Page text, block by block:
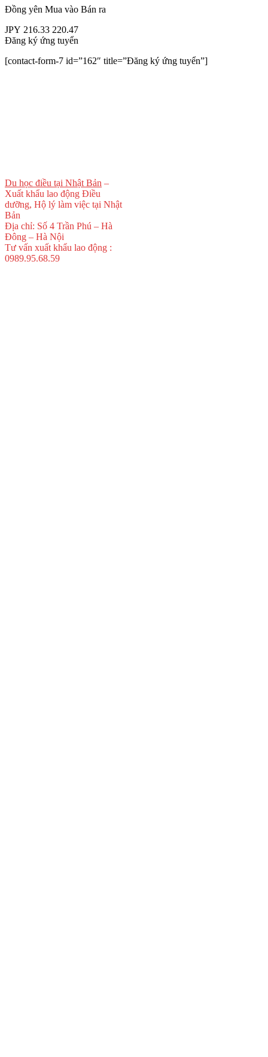
Đồng yên Mua vào Bán ra
JPY 216.33 220.47
Đăng ký ứng tuyển
[contact-form-7 id=”162″ title=”Đăng ký ứng tuyển”]
Du học điều tại Nhật Bản –
Xuất khẩu lao động Điều
dưỡng, Hộ lý làm việc tại Nhật
Bản
Địa chỉ: Số 4 Trần Phú – Hà
Đông – Hà Nội
Tư vấn xuất khẩu lao động :
0989.95.68.59